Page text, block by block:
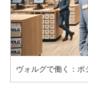
ヴォルグで働く：